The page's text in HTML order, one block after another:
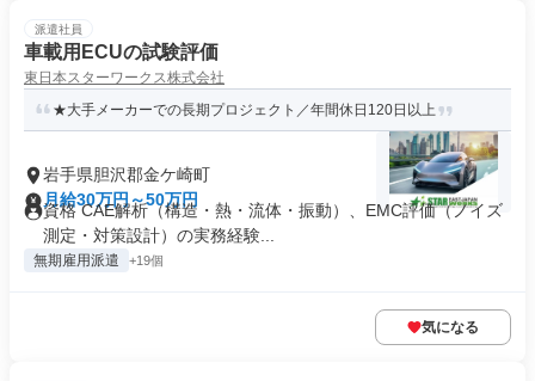
派遣社員
車載用ECUの試験評価
東日本スターワークス株式会社
★大手メーカーでの長期プロジェクト／年間休日120日以上
岩手県胆沢郡金ケ崎町
月給30万円～50万円
資格 CAE解析（構造・熱・流体・振動）、EMC評価（ノイズ
測定・対策設計）の実務経験...
無期雇用派遣 +19個
気になる